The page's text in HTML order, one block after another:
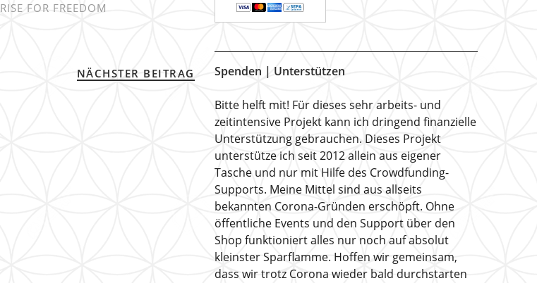
RISE FOR FREEDOM
NÄCHSTER BEITRAG Spenden | Unterstützen
Bitte helft mit! Für dieses sehr arbeits- und
zeitintensive Projekt kann ich dringend finanzielle
Unterstützung gebrauchen. Dieses Projekt
unterstütze ich seit 2012 allein aus eigener
Tasche und nur mit Hilfe des Crowdfunding-
Supports. Meine Mittel sind aus allseits
bekannten Corona-Gründen erschöpft. Ohne
öffentliche Events und den Support über den
Shop funktioniert alles nur noch auf absolut
kleinster Sparflamme. Hoffen wir gemeinsam,
dass wir trotz Corona wieder bald durchstarten